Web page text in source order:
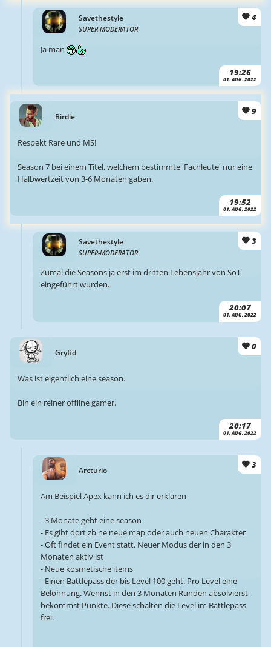
Savethestyle
SUPER-MODERATOR
4
19:26
01. AUG. 2022
Ja man
Birdie
9
19:52
01. AUG. 2022
Respekt Rare und MS!
Season 7 bei einem Titel, welchem bestimmte 'Fachleute' nur eine
Halbwertzeit von 3-6 Monaten gaben.
Savethestyle
SUPER-MODERATOR
3
20:07
01. AUG. 2022
Zumal die Seasons ja erst im dritten Lebensjahr von SoT
eingeführt wurden.
Gryfid
0
20:17
01. AUG. 2022
Was ist eigentlich eine season.
Bin ein reiner offline gamer.
Arcturio
3
Am Beispiel Apex kann ich es dir erklären
- 3 Monate geht eine season
- Es gibt dort zb ne neue map oder auch neuen Charakter
- Oft findet ein Event statt. Neuer Modus der in den 3
Monaten aktiv ist
- Neue kosmetische items
- Einen Battlepass der bis Level 100 geht. Pro Level eine
Belohnung. Wennst in den 3 Monaten Runden absolvierst
bekommst Punkte. Diese schalten die Level im Battlepass
frei.